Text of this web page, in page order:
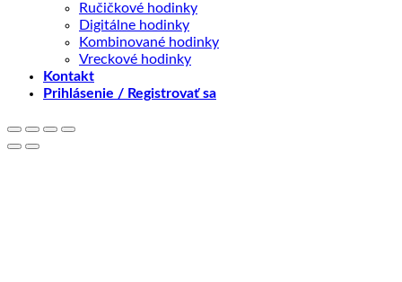
Ručičkové hodinky
Digitálne hodinky
Kombinované hodinky
Vreckové hodinky
Kontakt
Prihlásenie / Registrovať sa